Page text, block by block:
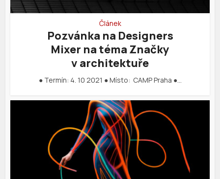
Článek
Pozvánka na Designers
Mixer na téma Značky
v architektuře
● Termín: 4. 10 2021 ● Místo: CAMP Praha ●…